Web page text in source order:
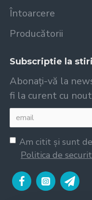
Întoarcere
Producătorii
Subscriptie la stiri
Abonați-vă la
fi la curent cu
Am citit şi sunt
Politica de